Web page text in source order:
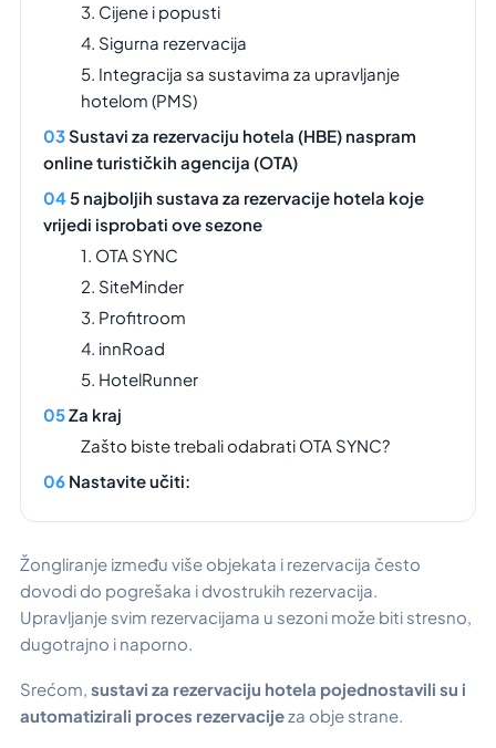
3. Cijene i popusti
4. Sigurna rezervacija
5. Integracija sa sustavima za upravljanje
hotelom (PMS)
Sustavi za rezervaciju hotela (HBE) naspram
online turističkih agencija (OTA)
5 najboljih sustava za rezervacije hotela koje
vrijedi isprobati ove sezone
1. OTA SYNC
2. SiteMinder
3. Profitroom
4. innRoad
5. HotelRunner
Za kraj
Zašto biste trebali odabrati OTA SYNC?
Nastavite učiti:
Žongliranje između više objekata i rezervacija često
dovodi do pogrešaka i dvostrukih rezervacija.
Upravljanje svim rezervacijama u sezoni može biti stresno,
dugotrajno i naporno.
Srećom, sustavi za rezervaciju hotela pojednostavili su i
automatizirali proces rezervacijeza obje strane.